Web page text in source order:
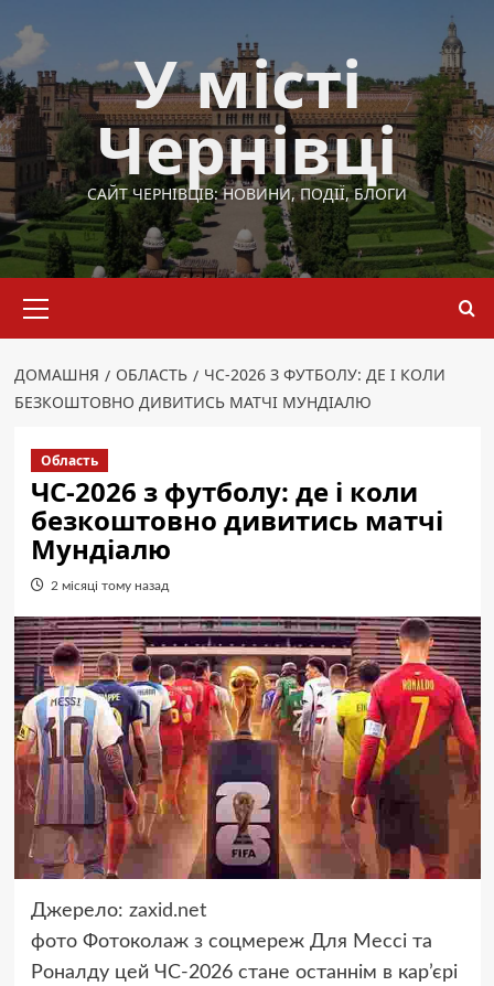
до
вмісту
У місті
Чернівці
САЙТ ЧЕРНІВЦІВ: НОВИНИ, ПОДІЇ, БЛОГИ
меню
ДОМАШНЯ ОБЛАСТЬ
ЧС-2026 З ФУТБОЛУ: ДЕ І КОЛИ
БЕЗКОШТОВНО ДИВИТИСЬ МАТЧІ МУНДІАЛЮ
Область
ЧС-2026 з футболу: де і коли
безкоштовно дивитись матчі
Мундіалю
2 місяці тому назад
Джерело: zaxid.net
фото Фотоколаж з соцмереж Для Мессі та
Роналду цей ЧС-2026 стане останнім в кар’єрі